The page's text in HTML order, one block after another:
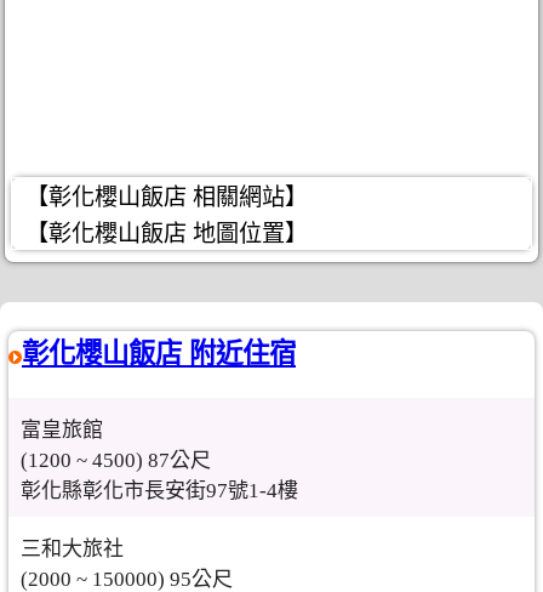
【彰化櫻山飯店 相關網站】
【彰化櫻山飯店 地圖位置】
彰化櫻山飯店 附近住宿
富皇旅館
(1200 ~ 4500) 87公尺
彰化縣彰化市長安街97號1-4樓
三和大旅社
(2000 ~ 150000) 95公尺